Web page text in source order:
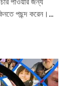
পছন্দ করেন।...